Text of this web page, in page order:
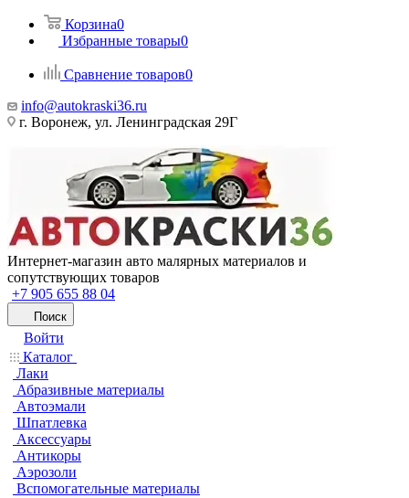
Корзина0
Избранные товары0
Сравнение товаров0
info@autokraski36.ru
г. Воронеж, ул. Ленинградская 29Г
Интернет-магазин авто малярных материалов и
сопутствующих товаров
+7 905 655 88 04
Поиск
Войти
Каталог
Лаки
Абразивные материалы
Автоэмали
Шпатлевка
Аксессуары
Антикоры
Аэрозоли
Вспомогательные материалы